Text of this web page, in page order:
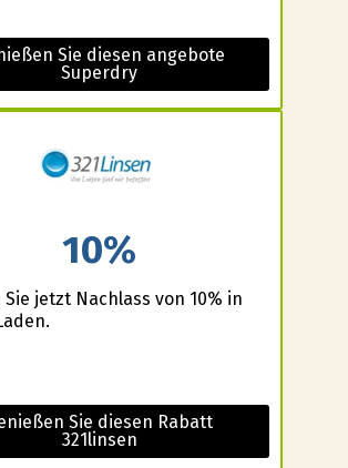
Sie diesen angebote
Superdry
10%
Sie jetzt Nachlass von 10% in
Sie diesen Rabatt
321linsen